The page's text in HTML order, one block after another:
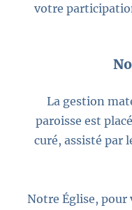
votre
La gestion
paroisse est
curé, assisté par
Notre Église, pour